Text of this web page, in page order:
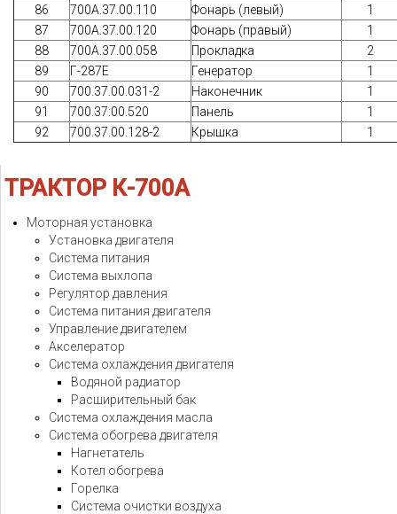
86
700А.37.00.110 Фонарь (левый)
1
87
700А.37.00.120 Фонарь (правый)
1
88
700А.37.00.058 Прокладка
2
89
Г-287Е Генератор
1
90
700.37.00.031-2 Наконечник
1
91
700.37:00.520 Панель
1
92
700.37.00.128-2 Крышка 1
ТРАКТОР К-700А
Моторная установка
Установка двигателя
Система питания
Система выхлопа
Регулятор давления
Система питания двигателя
Управление двигателем
Акселератор
Система охлаждения двигателя
Водяной радиатор
Расширительный бак
Система охлаждения масла
Система обогрева двигателя
Нагнетатель
Котел обогрева
Горелка
Система очистки воздуха